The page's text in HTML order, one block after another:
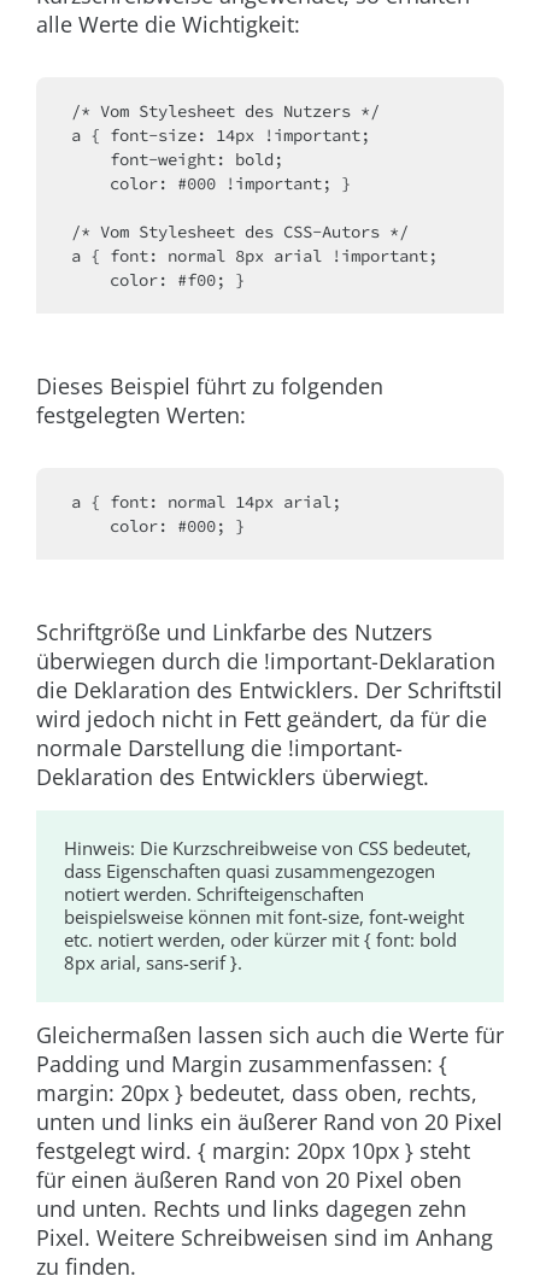
alle Werte die Wichtigkeit:
/* Vom Stylesheet des Nutzers */
a { font-size: 14px !important;
    font-weight: bold;
    color: #000 !important; }
/* Vom Stylesheet des CSS-Autors */
a { font: normal 8px arial !important;
    color: #f00; }
Dieses Beispiel führt zu folgenden
festgelegten Werten:
a { font: normal 14px arial;
    color: #000; }
Schriftgröße und Linkfarbe des Nutzers
überwiegen durch die !important-Deklaration
die Deklaration des Entwicklers. Der Schriftstil
wird jedoch nicht in Fett geändert, da für die
normale Darstellung die !important-
Deklaration des Entwicklers überwiegt.
Hinweis: Die Kurzschreibweise von CSS bedeutet,
dass Eigenschaften quasi zusammengezogen
notiert werden. Schrifteigenschaften
beispielsweise können mit font-size, font-weight
etc. notiert werden, oder kürzer mit { font: bold
8px arial, sans-serif }.
Gleichermaßen lassen sich auch die Werte für
Padding und Margin zusammenfassen: {
margin: 20px } bedeutet, dass oben, rechts,
unten und links ein äußerer Rand von 20 Pixel
festgelegt wird. { margin: 20px 10px } steht
für einen äußeren Rand von 20 Pixel oben
und unten. Rechts und links dagegen zehn
Pixel. Weitere Schreibweisen sind im Anhang
zu finden.